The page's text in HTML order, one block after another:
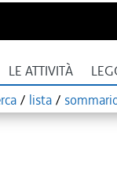
LE ATTIVITÀ
/ lista /